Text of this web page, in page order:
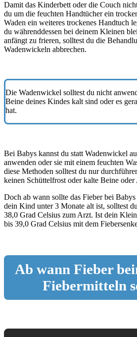
Damit das Kinderbett oder die Couch
du um die feuchten Handtücher ein
Waden ein weiteres trockenes Handtuch
du währenddessen bei deinem Kleinen
anfängt zu frieren, solltest du die
Wadenwickeln abbrechen.
Die Wadenwickel solltest du nicht
Beine deines Kindes kalt sind oder es
hat.
Bei Babys kannst du statt Wadenwickel
anwenden oder sie mit einem feuchten
diese Methoden solltest du nur
keinen Schüttelfrost oder kalte Beine oder
Doch ab wann sollte das Fieber bei
dein Kind unter 3 Monate alt ist, solltest
38,0 Grad Celsius zum Arzt. Ist dein
bis 39,0 Grad Celsius mit dem
Ab wann Fieber
Fiebermitteln